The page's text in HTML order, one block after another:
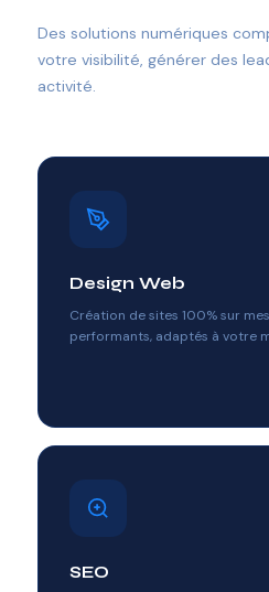
Des solutions numériques
votre visibilité, générer des
activité.
Design Web
Création de sites 100% sur
performants, adaptés à votre
SEO